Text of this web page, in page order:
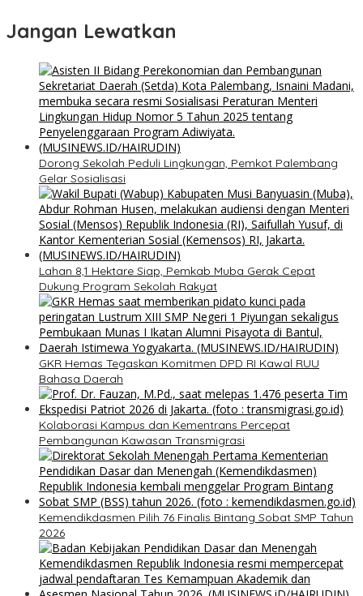
Jangan Lewatkan
Dorong Sekolah Peduli Lingkungan, Pemkot Palembang
Gelar Sosialisasi
Lahan 8,1 Hektare Siap, Pemkab Muba Gerak Cepat
Dukung Program Sekolah Rakyat
GKR Hemas Tegaskan Komitmen DPD RI Kawal RUU
Bahasa Daerah
Kolaborasi Kampus dan Kementrans Percepat
Pembangunan Kawasan Transmigrasi
Kemendikdasmen Pilih 76 Finalis Bintang Sobat SMP Tahun
2026